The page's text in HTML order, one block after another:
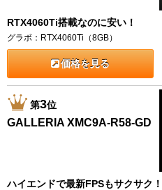
RTX4060Ti搭載なのに安い！
グラボ：RTX4060Ti（8GB）
価格を見る
第3位
GALLERIA XMC9A-R58-GD
ハイエンドで最新FPSもサクサク！